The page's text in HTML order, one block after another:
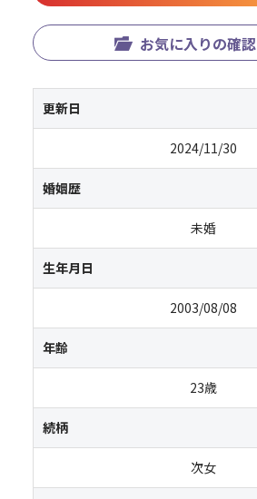
お気に入りの確認
更新日
2024/11/30
婚姻歴
未婚
生年月日
2003/08/08
年齢
23歳
続柄
次女